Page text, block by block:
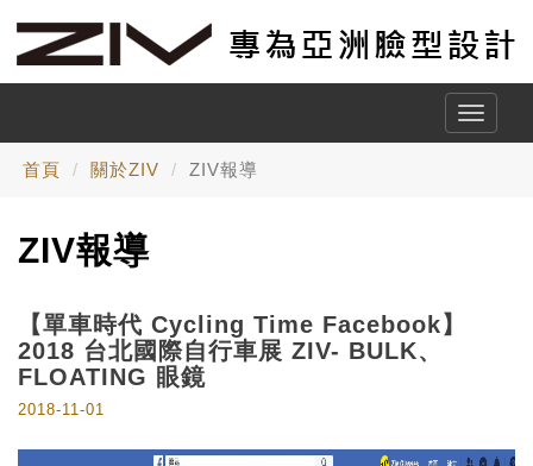
Toggle
首頁 關於ZIV ZIV報導
ZIV報導
【單車時代 Cycling Time Facebook】
2018 台北國際自行車展 ZIV- BULK、
FLOATING 眼鏡
2018-11-01